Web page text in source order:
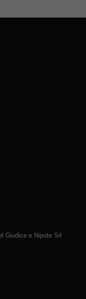
Giudice e Nipote Srl